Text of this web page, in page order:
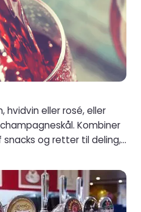
hvidvin eller rosé, eller
Kombiner
og retter til deling,